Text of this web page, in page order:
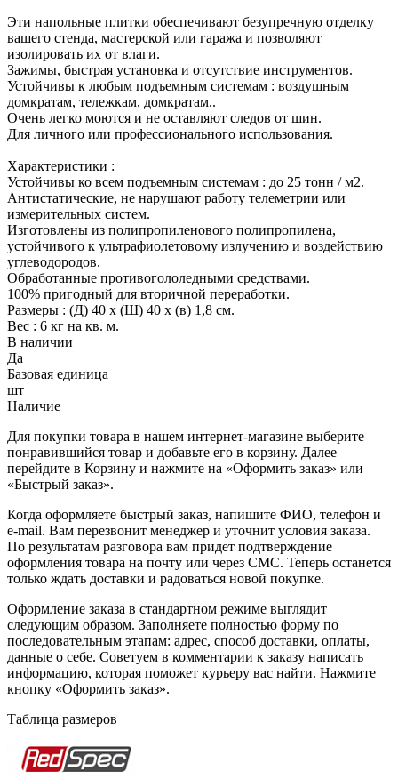
Эти напольные плитки обеспечивают безупречную отделку
вашего стенда, мастерской или гаража и позволяют
изолировать их от влаги.
Зажимы, быстрая установка и отсутствие инструментов.
Устойчивы к любым подъемным системам : воздушным
домкратам, тележкам, домкратам..
Очень легко моются и не оставляют следов от шин.
Для личного или профессионального использования.
Характеристики :
Устойчивы ко всем подъемным системам : до 25 тонн / м2.
Антистатические, не нарушают работу телеметрии или
измерительных систем.
Изготовлены из полипропиленового полипропилена,
устойчивого к ультрафиолетовому излучению и воздействию
углеводородов.
Обработанные противогололедными средствами.
100% пригодный для вторичной переработки.
Размеры : (Д) 40 х (Ш) 40 х (в) 1,8 см.
Вес : 6 кг на кв. м.
В наличии
Да
Базовая единица
шт
Наличие
Для покупки товара в нашем интернет-магазине выберите
понравившийся товар и добавьте его в корзину. Далее
перейдите в Корзину и нажмите на «Оформить заказ» или
«Быстрый заказ».
Когда оформляете быстрый заказ, напишите ФИО, телефон и
e-mail. Вам перезвонит менеджер и уточнит условия заказа.
По результатам разговора вам придет подтверждение
оформления товара на почту или через СМС. Теперь останется
только ждать доставки и радоваться новой покупке.
Оформление заказа в стандартном режиме выглядит
следующим образом. Заполняете полностью форму по
последовательным этапам: адрес, способ доставки, оплаты,
данные о себе. Советуем в комментарии к заказу написать
информацию, которая поможет курьеру вас найти. Нажмите
кнопку «Оформить заказ».
Таблица размеров